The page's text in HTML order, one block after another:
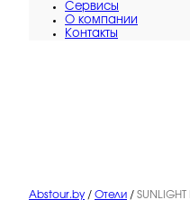
Сервисы
O компании
Контакты
Abstour.by / Отели / SUNLIGHT